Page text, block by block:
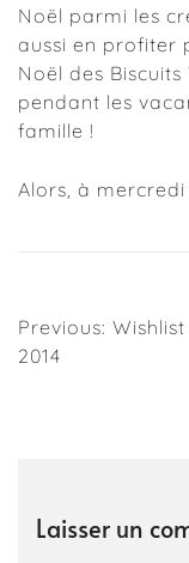
Noël parmi les
aussi en profiter
Noël des
pendant les
famille !
Alors, à mercredi
Navigation
de
Previous:
2014
Laisser un